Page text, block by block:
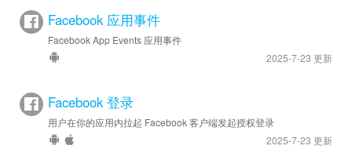
Facebook 应用事件
Facebook App Events 应用事件
2025-7-23 更新
Facebook 登录
用户在你的应用内拉起 Facebook 客户端发起授权登录
2025-7-23 更新